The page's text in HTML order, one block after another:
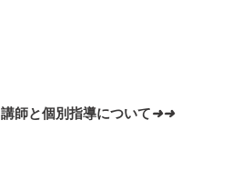
講師と個別指導について➜➜